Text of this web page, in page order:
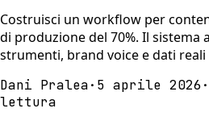
Costruisci un workflow per
di produzione del 70%. Il sistema
strumenti, brand voice e dati reali
Dani Pralea· 5 aprile 2026·
lettura